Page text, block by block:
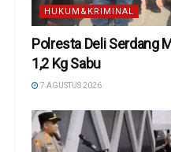
HUKUM&KRIMINAL
Polresta Deli Serdang
1,2 Kg Sabu
7 AGUSTUS 2026